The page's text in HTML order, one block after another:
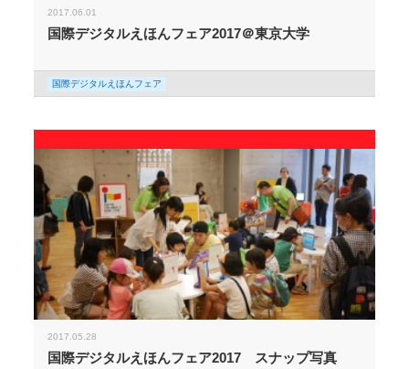
2017.06.01
国際デジタルえほんフェア2017＠東京大学
国際デジタルえほんフェア
2017.05.28
国際デジタルえほんフェア2017 スナップ写真